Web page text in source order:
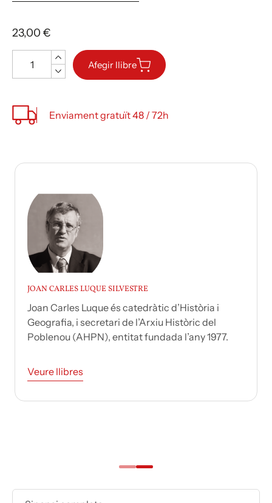
23,00 €
Afegir llibre
Enviament gratuït 48 / 72h
JOAN CARLES LUQUE SILVESTRE
Joan Carles Luque és catedràtic d’Història i
Geografia, i secretari de l’Arxiu Històric del
Poblenou (AHPN), entitat fundada l’any 1977.
Veure llibres